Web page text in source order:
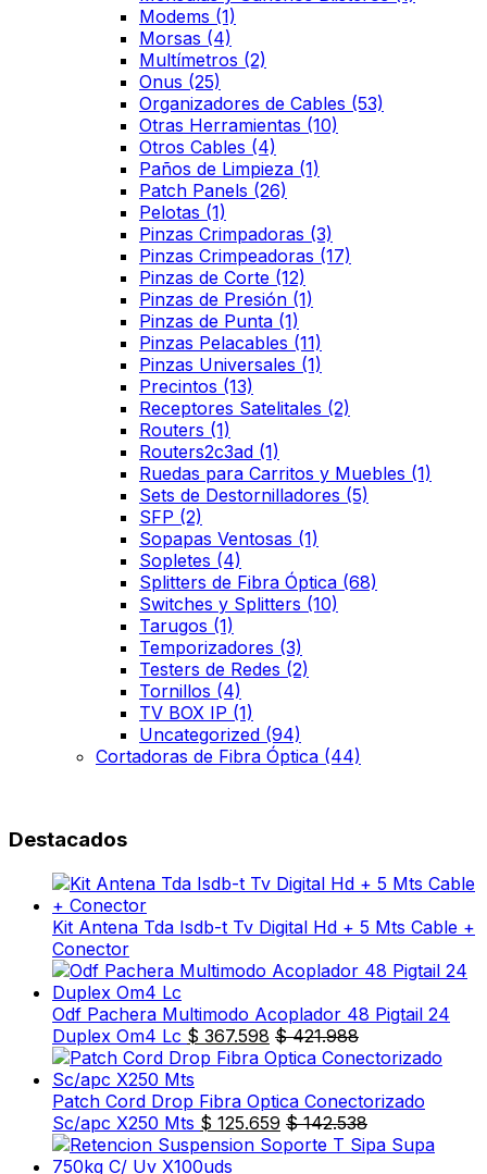
Modems (1)
Morsas (4)
Multímetros (2)
Onus (25)
Organizadores de Cables (53)
Otras Herramientas (10)
Otros Cables (4)
Paños de Limpieza (1)
Patch Panels (26)
Pelotas (1)
Pinzas Crimpadoras (3)
Pinzas Crimpeadoras (17)
Pinzas de Corte (12)
Pinzas de Presión (1)
Pinzas de Punta (1)
Pinzas Pelacables (11)
Pinzas Universales (1)
Precintos (13)
Receptores Satelitales (2)
Routers (1)
Routers2c3ad (1)
Ruedas para Carritos y Muebles (1)
Sets de Destornilladores (5)
SFP (2)
Sopapas Ventosas (1)
Sopletes (4)
Splitters de Fibra Óptica (68)
Switches y Splitters (10)
Tarugos (1)
Temporizadores (3)
Testers de Redes (2)
Tornillos (4)
TV BOX IP (1)
Uncategorized (94)
Cortadoras de Fibra Óptica (44)
Destacados
Kit Antena Tda Isdb-t Tv Digital Hd + 5 Mts Cable +
Conector
Odf Pachera Multimodo Acoplador 48 Pigtail 24
Duplex Om4 Lc $ 367.598 $421.988
Patch Cord Drop Fibra Optica Conectorizado
Sc/apc X250 Mts $ 125.659 $142.538